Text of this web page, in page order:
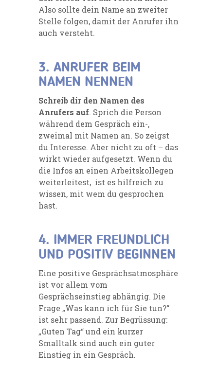
Also sollte dein Name an zweiter
Stelle folgen, damit der Anrufer ihn
auch versteht.
3. ANRUFER BEIM
NAMEN NENNEN
Schreib dir den Namen des
Anrufers auf. Sprich die Person
während dem Gespräch ein-,
zweimal mit Namen an. So zeigst
du Interesse. Aber nicht zu oft – das
wirkt wieder aufgesetzt. Wenn du
die Infos an einen Arbeitskollegen
weiterleitest, ist es hilfreich zu
wissen, mit wem du gesprochen
hast.
4. IMMER FREUNDLICH
UND POSITIV BEGINNEN
Eine positive Gesprächsatmosphäre
ist vor allem vom
Gesprächseinstieg abhängig. Die
Frage „Was kann ich für Sie tun?“
ist sehr passend. Zur Begrüssung:
„Guten Tag“ und ein kurzer
Smalltalk sind auch ein guter
Einstieg in ein Gespräch.